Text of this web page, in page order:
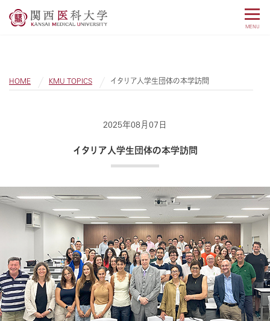
MENU
HOME KMU TOPICS イタリア人学生団体の本学訪問
2025年08月07日
イタリア人学生団体の本学訪問